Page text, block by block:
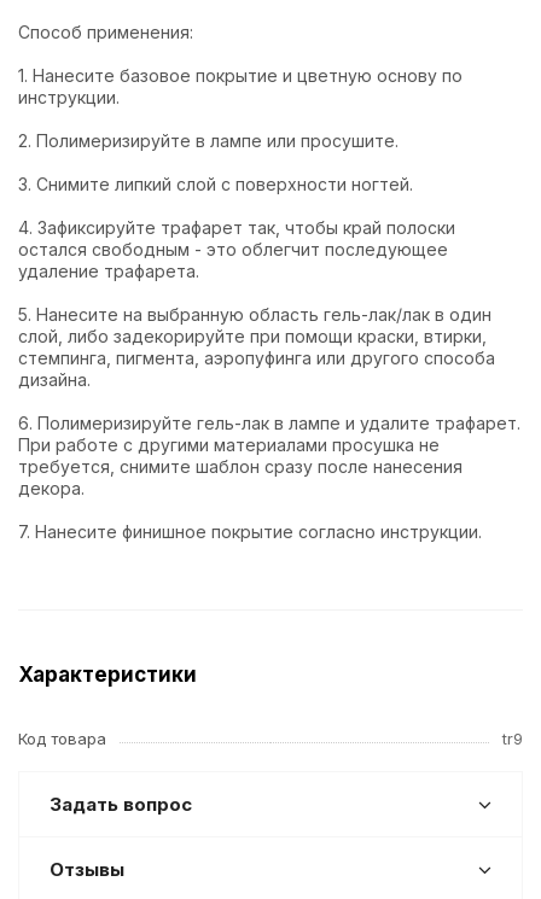
Способ применения:
1. Нанесите базовое покрытие и цветную основу по
инструкции.
2. Полимеризируйте в лампе или просушите.
3. Снимите липкий слой с поверхности ногтей.
4. Зафиксируйте трафарет так, чтобы край полоски
остался свободным - это облегчит последующее
удаление трафарета.
5. Нанесите на выбранную область гель-лак/лак в один
слой, либо задекорируйте при помощи краски, втирки,
стемпинга, пигмента, аэропуфинга или другого способа
дизайна.
6. Полимеризируйте гель-лак в лампе и удалите трафарет.
При работе с другими материалами просушка не
требуется, снимите шаблон сразу после нанесения
декора.
7. Нанесите финишное покрытие согласно инструкции.
Характеристики
Код товара tr9
Задать вопрос
Отзывы